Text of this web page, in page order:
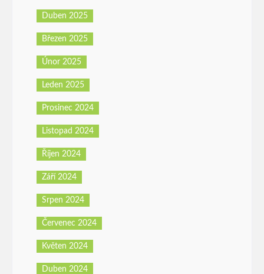
Duben 2025
Březen 2025
Únor 2025
Leden 2025
Prosinec 2024
Listopad 2024
Říjen 2024
Září 2024
Srpen 2024
Červenec 2024
Květen 2024
Duben 2024